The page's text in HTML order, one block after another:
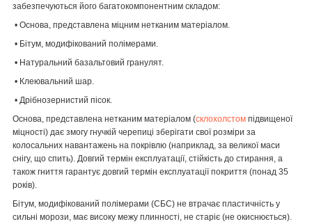
забезпечуються його багатокомпонентним складом:
• Основа, представлена міцним нетканим матеріалом.
• Бітум, модифікований полімерами.
• Натуральний базальтовий гранулят.
• Клеювальний шар.
• Дрібнозернистий пісок.
Основа, представлена нетканим матеріалом (склохолстом підвищеної
міцності) дає змогу гнучкій черепиці зберігати свої розміри за
колосальних навантажень на покрівлю (наприклад, за великої маси
снігу, що спить). Довгий термін експлуатації, стійкість до стирання, а
також гниття гарантує довгий термін експлуатації покриття (понад 35
років).
Бітум, модифікований полімерами (СБС) не втрачає пластичність у
сильні морози, має високу межу плинності, не старіє (не окиснюється).